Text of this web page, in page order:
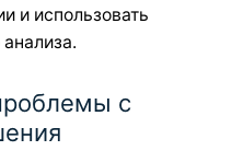
и использовать
с